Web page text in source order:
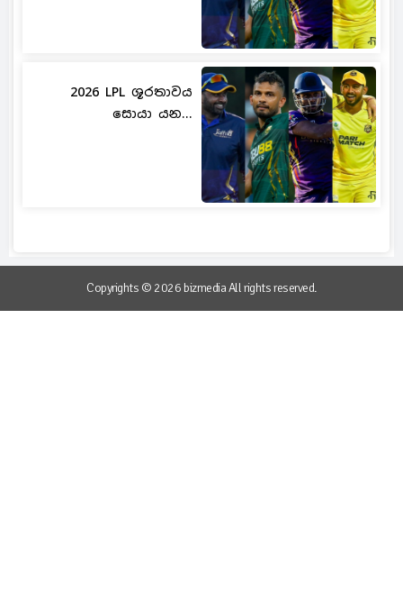
2026 LPL ශූරතාවය
සොයා යන...
Copyrights © 2026 bizmedia All rights reserved.